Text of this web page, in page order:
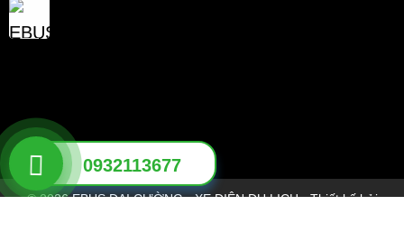
© 2026 EBUS ĐẠI CƯỜNG - XE ĐIỆN DU LỊCH - Thiết kế bởi
0932113677